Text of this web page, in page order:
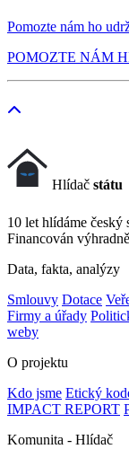
Pomozte nám ho
POMOZTE NÁM
Hlídač státu
10 let hlídáme
Financován
Data, fakta, analýzy
Smlouvy Dotace
Firmy a úřady
weby
O projektu
Kdo jsme Etický
IMPACT REPORT
Komunita - Hlídač